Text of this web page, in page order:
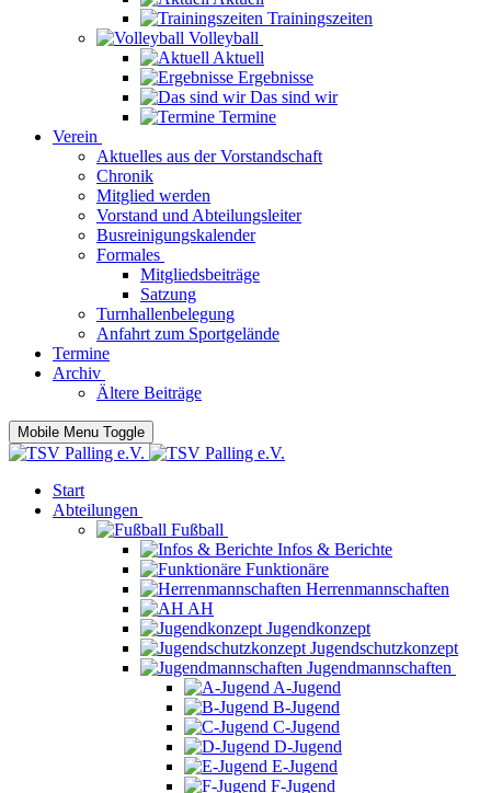
Trainingszeiten
Volleyball
Aktuell
Ergebnisse
Das sind wir
Termine
Verein
Aktuelles aus der Vorstandschaft
Chronik
Mitglied werden
Vorstand und Abteilungsleiter
Busreinigungskalender
Formales
Mitgliedsbeiträge
Satzung
Turnhallenbelegung
Anfahrt zum Sportgelände
Termine
Archiv
Ältere Beiträge
Mobile Menu Toggle
Start
Abteilungen
Fußball
Infos & Berichte
Funktionäre
Herrenmannschaften
AH
Jugendkonzept
Jugendschutzkonzept
Jugendmannschaften
A-Jugend
B-Jugend
C-Jugend
D-Jugend
E-Jugend
F-Jugend